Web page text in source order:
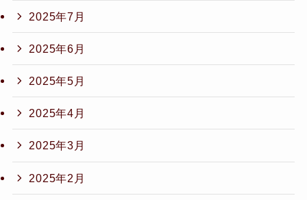
2025年7月
2025年6月
2025年5月
2025年4月
2025年3月
2025年2月